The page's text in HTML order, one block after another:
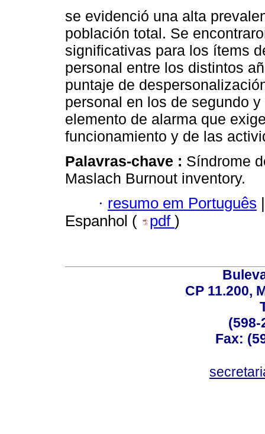
se evidenció una alta
población total. Se
significativas para los ítems
personal entre los distintos
puntaje de
personal en los de segundo
elemento de alarma que
funcionamiento y de las
Palavras-chave : Síndrome
Maslach Burnout inventory.
· resumo em Português
Espanhol (
pdf )
CP 11.200,
(598-
Fax: